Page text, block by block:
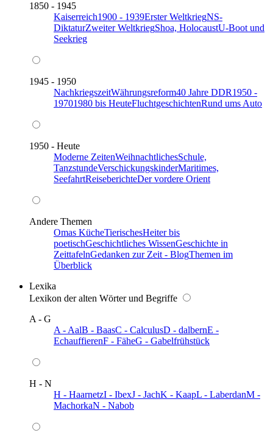
1850 - 1945
Kaiserreich1900 - 1939Erster WeltkriegNS-
DiktaturZweiter WeltkriegShoa, HolocaustU-Boot und
Seekrieg
1945 - 1950
NachkriegszeitWährungsreform40 Jahre DDR1950 -
19701980 bis HeuteFluchtgeschichtenRund ums Auto
1950 - Heute
Moderne ZeitenWeihnachtlichesSchule,
TanzstundeVerschickungskinderMaritimes,
SeefahrtReiseberichteDer vordere Orient
Andere Themen
Omas KücheTierischesHeiter bis
poetischGeschichtliches WissenGeschichte in
ZeittafelnGedanken zur Zeit - BlogThemen im
Überblick
Lexika
Lexikon der alten Wörter und Begriffe
A - G
A - AalB - BaasC - CalculusD - dalbernE -
EchauffierenF - FäheG - Gabelfrühstück
H - N
H - HaarnetzI - IbexJ - JachK - KaapL - LaberdanM -
MachorkaN - Nabob